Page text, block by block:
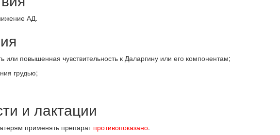
АД.
или повышенная чувствительность к Даларгину или его компонентам;
грудью;
и лактации
применять препарат противопоказано.